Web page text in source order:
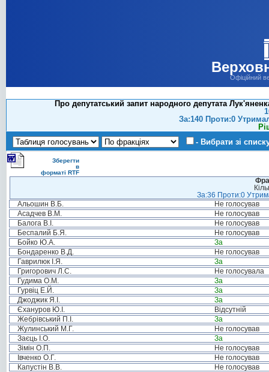
Офіційний
Про депутатський запит народного депутата
За:140 Проти:0
- Вибрати зі
Зберегти
в
форматі RTF
За:36 Проти:0
Альошин В.Б.
Не голосував
Асадчев В.М.
Не голосував
Балога В.І.
Не голосував
Беспалий Б.Я.
Не голосував
Бойко Ю.А.
За
Бондаренко В.Д.
Не голосував
Гаврилюк І.Я.
За
Григорович Л.С.
Не голосувала
Гудима О.М.
За
Гурвіц Е.Й.
За
Джоджик Я.І.
За
Єхануров Ю.І.
Відсутній
Жебрівський П.І.
За
Жулинський М.Г.
Не голосував
Заєць І.О.
За
Зімін О.П.
Не голосував
Івченко О.Г.
Не голосував
Капустін В.В.
Не голосував